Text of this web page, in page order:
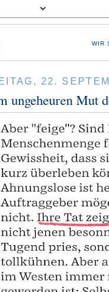
WIR
22.
ungeheuren Mut